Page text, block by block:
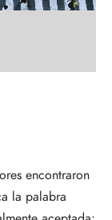
encontraron
la palabra